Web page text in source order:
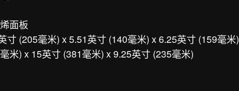
面板
寸 (205毫米) x 5.51英寸 (140毫米) x 6.25英寸 (159毫米)
米) x 15英寸 (381毫米) x 9.25英寸 (235毫米)